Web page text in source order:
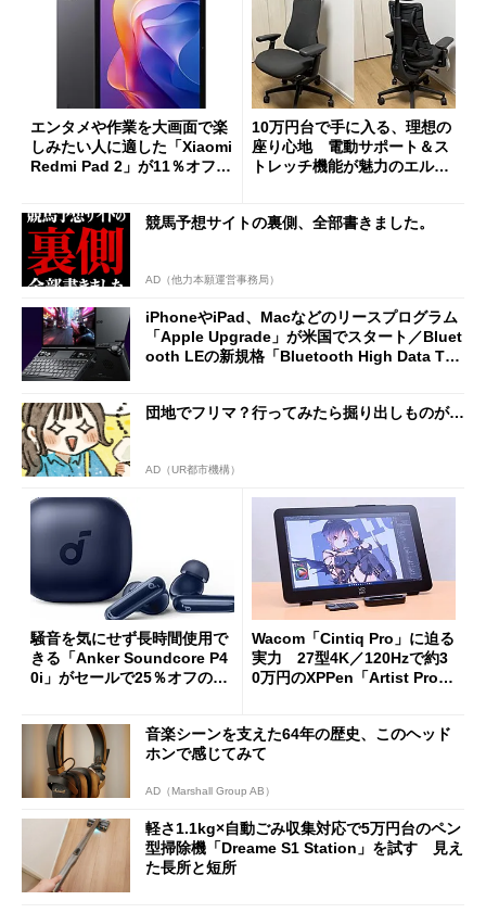
エンタメや作業を大画面で楽
しみたい人に適した「Xiaomi
Redmi Pad 2」が11％オフの
10万円台で手に入る、理想の
座り心地 電動サポート＆ス
トレッチ機能が魅力のエルゴ
競馬予想サイトの裏側、全部書きました。
AD（他力本願運営事務局）
iPhoneやiPad、Macなどのリースプログラム
「Apple Upgrade」が米国でスタート／Bluet
ooth LEの新規格「Bluetooth High Data Thr
団地でフリマ？行ってみたら掘り出しものが…
AD（UR都市機構）
騒音を気にせず長時間使用で
きる「Anker Soundcore P4
0i」がセールで25％オフの59
Wacom「Cintiq Pro」に迫る
実力 27型4K／120Hzで約3
0万円のXPPen「Artist Pro 2
音楽シーンを支えた64年の歴史、このヘッド
ホンで感じてみて
AD（Marshall Group AB）
軽さ1.1kg×自動ごみ収集対応で5万円台のペン
型掃除機「Dreame S1 Station」を試す 見え
た長所と短所